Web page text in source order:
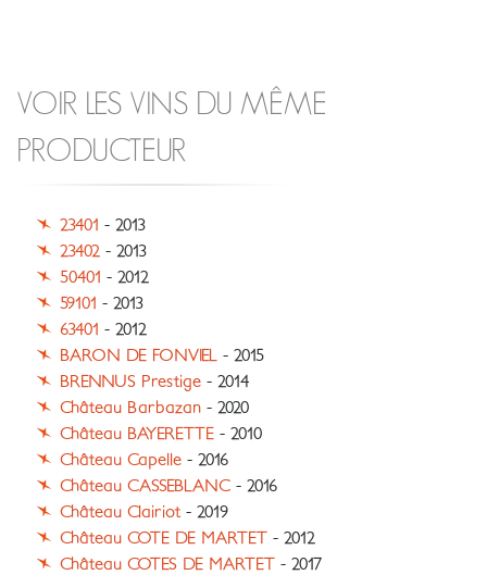
VOIR LES VINS DU MÊME
PRODUCTEUR
23401 - 2013
23402 - 2013
50401 - 2012
59101 - 2013
63401 - 2012
BARON DE FONVIEL - 2015
BRENNUS Prestige - 2014
Château Barbazan - 2020
Château BAYERETTE - 2010
Château Capelle - 2016
Château CASSEBLANC - 2016
Château Clairiot - 2019
Château COTE DE MARTET - 2012
Château COTES DE MARTET - 2017